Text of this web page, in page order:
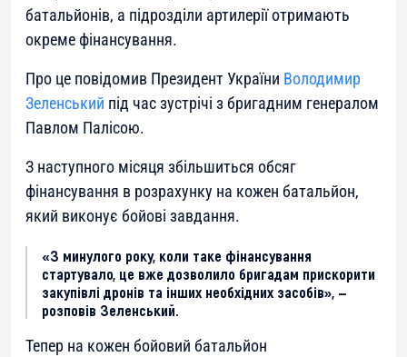
батальйонів, а підрозділи артилерії отримають
окреме фінансування.
Про це повідомив Президент України Володимир
Зеленський під час зустрічі з бригадним генералом
Павлом Палісою.
З наступного місяця збільшиться обсяг
фінансування в розрахунку на кожен батальйон,
який виконує бойові завдання.
«З минулого року, коли таке фінансування
стартувало, це вже дозволило бригадам прискорити
закупівлі дронів та інших необхідних засобів», —
розповів Зеленський.
Тепер на кожен бойовий батальйон